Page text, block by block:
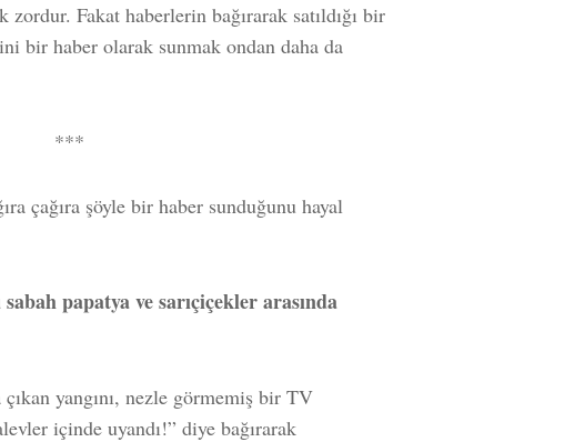
zordur. Fakat haberlerin bağırarak satıldığı bir
bir haber olarak sunmak ondan daha da
***
çağıra şöyle bir haber sunduğunu hayal
papatya ve sarıçiçekler arasında
yangını, nezle görmemiş bir TV
içinde uyandı!” diye bağırarak